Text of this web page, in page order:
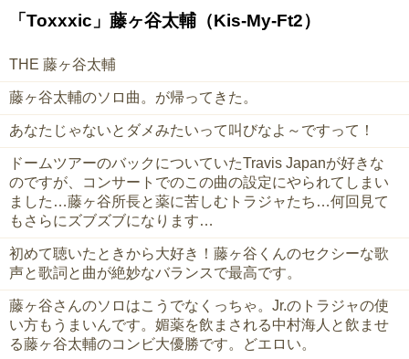
「Toxxxic」藤ヶ谷太輔（Kis-My-Ft2）
THE 藤ヶ谷太輔
藤ヶ谷太輔のソロ曲。が帰ってきた。
あなたじゃないとダメみたいって叫びなよ～ですって！
ドームツアーのバックについていたTravis Japanが好きな
のですが、コンサートでのこの曲の設定にやられてしまい
ました…藤ヶ谷所長と薬に苦しむトラジャたち…何回見て
もさらにズブズブになります…
初めて聴いたときから大好き！藤ヶ谷くんのセクシーな歌
声と歌詞と曲が絶妙なバランスで最高です。
藤ヶ谷さんのソロはこうでなくっちゃ。Jr.のトラジャの使
い方もうまいんです。媚薬を飲まされる中村海人と飲ませ
る藤ヶ谷太輔のコンビ大優勝です。どエロい。